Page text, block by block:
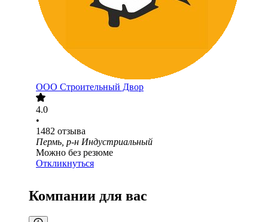
ООО Строительный Двор
4.0
•
1482 отзыва
Пермь, р-н Индустриальный
Можно без резюме
Откликнуться
Компании для вас